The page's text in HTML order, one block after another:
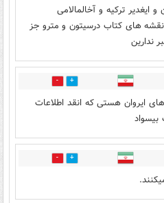
ایغدیر ترکیه و آخالمالامی
های کتاب درسیتون و مترو جز
ندارین
5
ایروان هستی که انقد اطلاعات
2